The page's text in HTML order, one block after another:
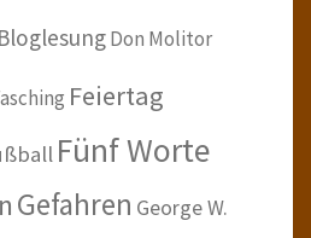
BloglesungDon Molitor
Feiertag
Fünf Worte
Gefahren George W.